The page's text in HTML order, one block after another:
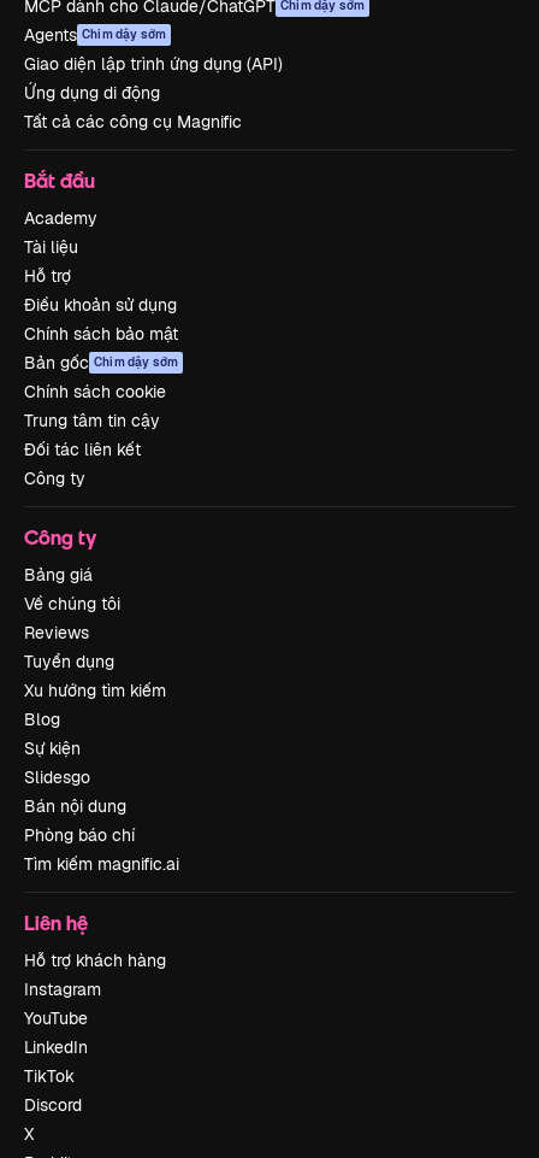
MCP dành cho Claude/ChatGPT Chim dậy sớm
Agents Chim dậy sớm
Giao diện lập trình ứng dụng (API)
Ứng dụng di động
Tất cả các công cụ Magnific
Bắt đầu
Academy
Tài liệu
Hỗ trợ
Điều khoản sử dụng
Chính sách bảo mật
Bản gốc Chim dậy sớm
Chính sách cookie
Trung tâm tin cậy
Đối tác liên kết
Công ty
Công ty
Bảng giá
Về chúng tôi
Reviews
Tuyển dụng
Xu hướng tìm kiếm
Blog
Sự kiện
Slidesgo
Bán nội dung
Phòng báo chí
Tìm kiếm magnific.ai
Liên hệ
Hỗ trợ khách hàng
Instagram
YouTube
LinkedIn
TikTok
Discord
X